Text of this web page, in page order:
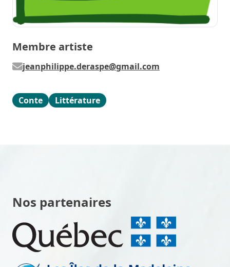
Membre artiste
jeanphilippe.deraspe@gmail.com
Conte Littérature
Nos partenaires